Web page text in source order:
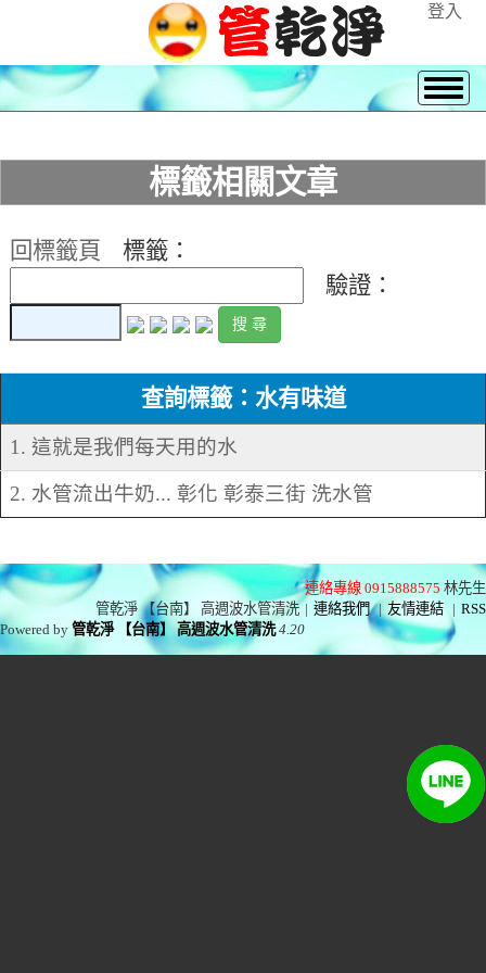
登入
標籤相關文章
回標籤頁
標籤：
驗證：
查詢標籤：水有味道
1. 這就是我們每天用的水
2. 水管流出牛奶... 彰化 彰泰三街 洗水管
連絡專線 0915888575 林先生
管乾淨 【台南】 高週波水管清洗 | 連絡我們 | 友情連結 | RSS
Powered by管乾淨 【台南】 高週波水管清洗 4.20